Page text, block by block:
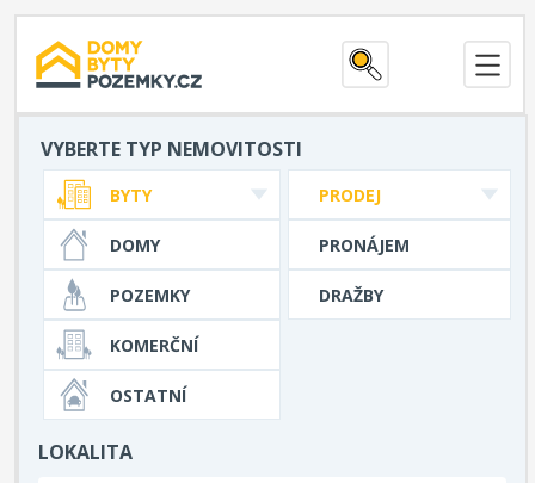
VYBERTE TYP NEMOVITOSTI
PRODEJ
PRONÁJEM
DRAŽBY
BYTY
DOMY
POZEMKY
KOMERČNÍ
OSTATNÍ
LOKALITA